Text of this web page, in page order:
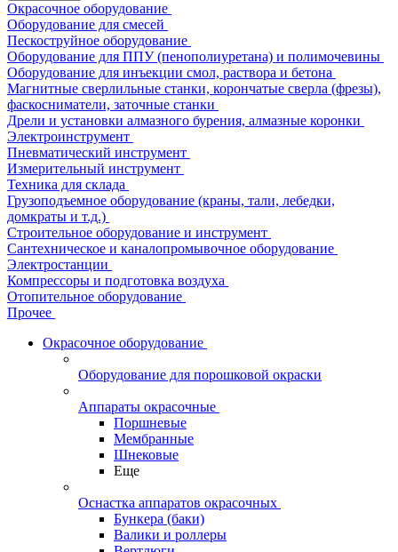
Окрасочное оборудование
Оборудование для смесей
Пескоструйное оборудование
Оборудование для ППУ (пенополиуретана) и полимочевины
Оборудование для инъекции смол, раствора и бетона
Магнитные сверлильные станки, корончатые сверла (фрезы),
фаскосниматели, заточные станки
Дрели и установки алмазного бурения, алмазные коронки
Электроинструмент
Пневматический инструмент
Измерительный инструмент
Техника для склада
Грузоподъемное оборудование (краны, тали, лебедки,
домкраты и т.д.)
Строительное оборудование и инструмент
Сантехническое и каналопромывочное оборудование
Электростанции
Компрессоры и подготовка воздуха
Отопительное оборудование
Прочее
Окрасочное оборудование
Оборудование для порошковой окраски
Аппараты окрасочные
Поршневые
Мембранные
Шнековые
Еще
Оснастка аппаратов окрасочных
Бункера (баки)
Валики и роллеры